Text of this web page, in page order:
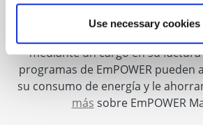
Use necessary
mediante un cargo en su
programas de EmPOWER pueden
su consumo de energía y le
más sobre EmPOWER